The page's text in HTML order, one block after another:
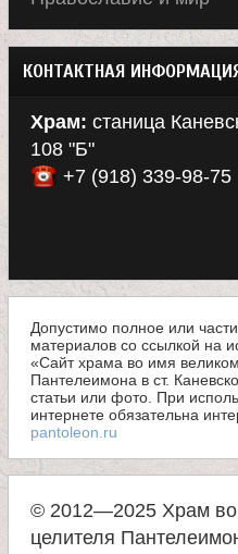
КОНТАКТНАЯ
Храм: станица
108 "Б"
+7 (918) 339-98-75
Допустимо полное или
материалов со ссылкой на
«Сайт храма во имя
Пантелеимона в ст.
статьи или фото. При
интернете обязательна
pantoleon.ru
© 2012—2025 Храм во
целителя